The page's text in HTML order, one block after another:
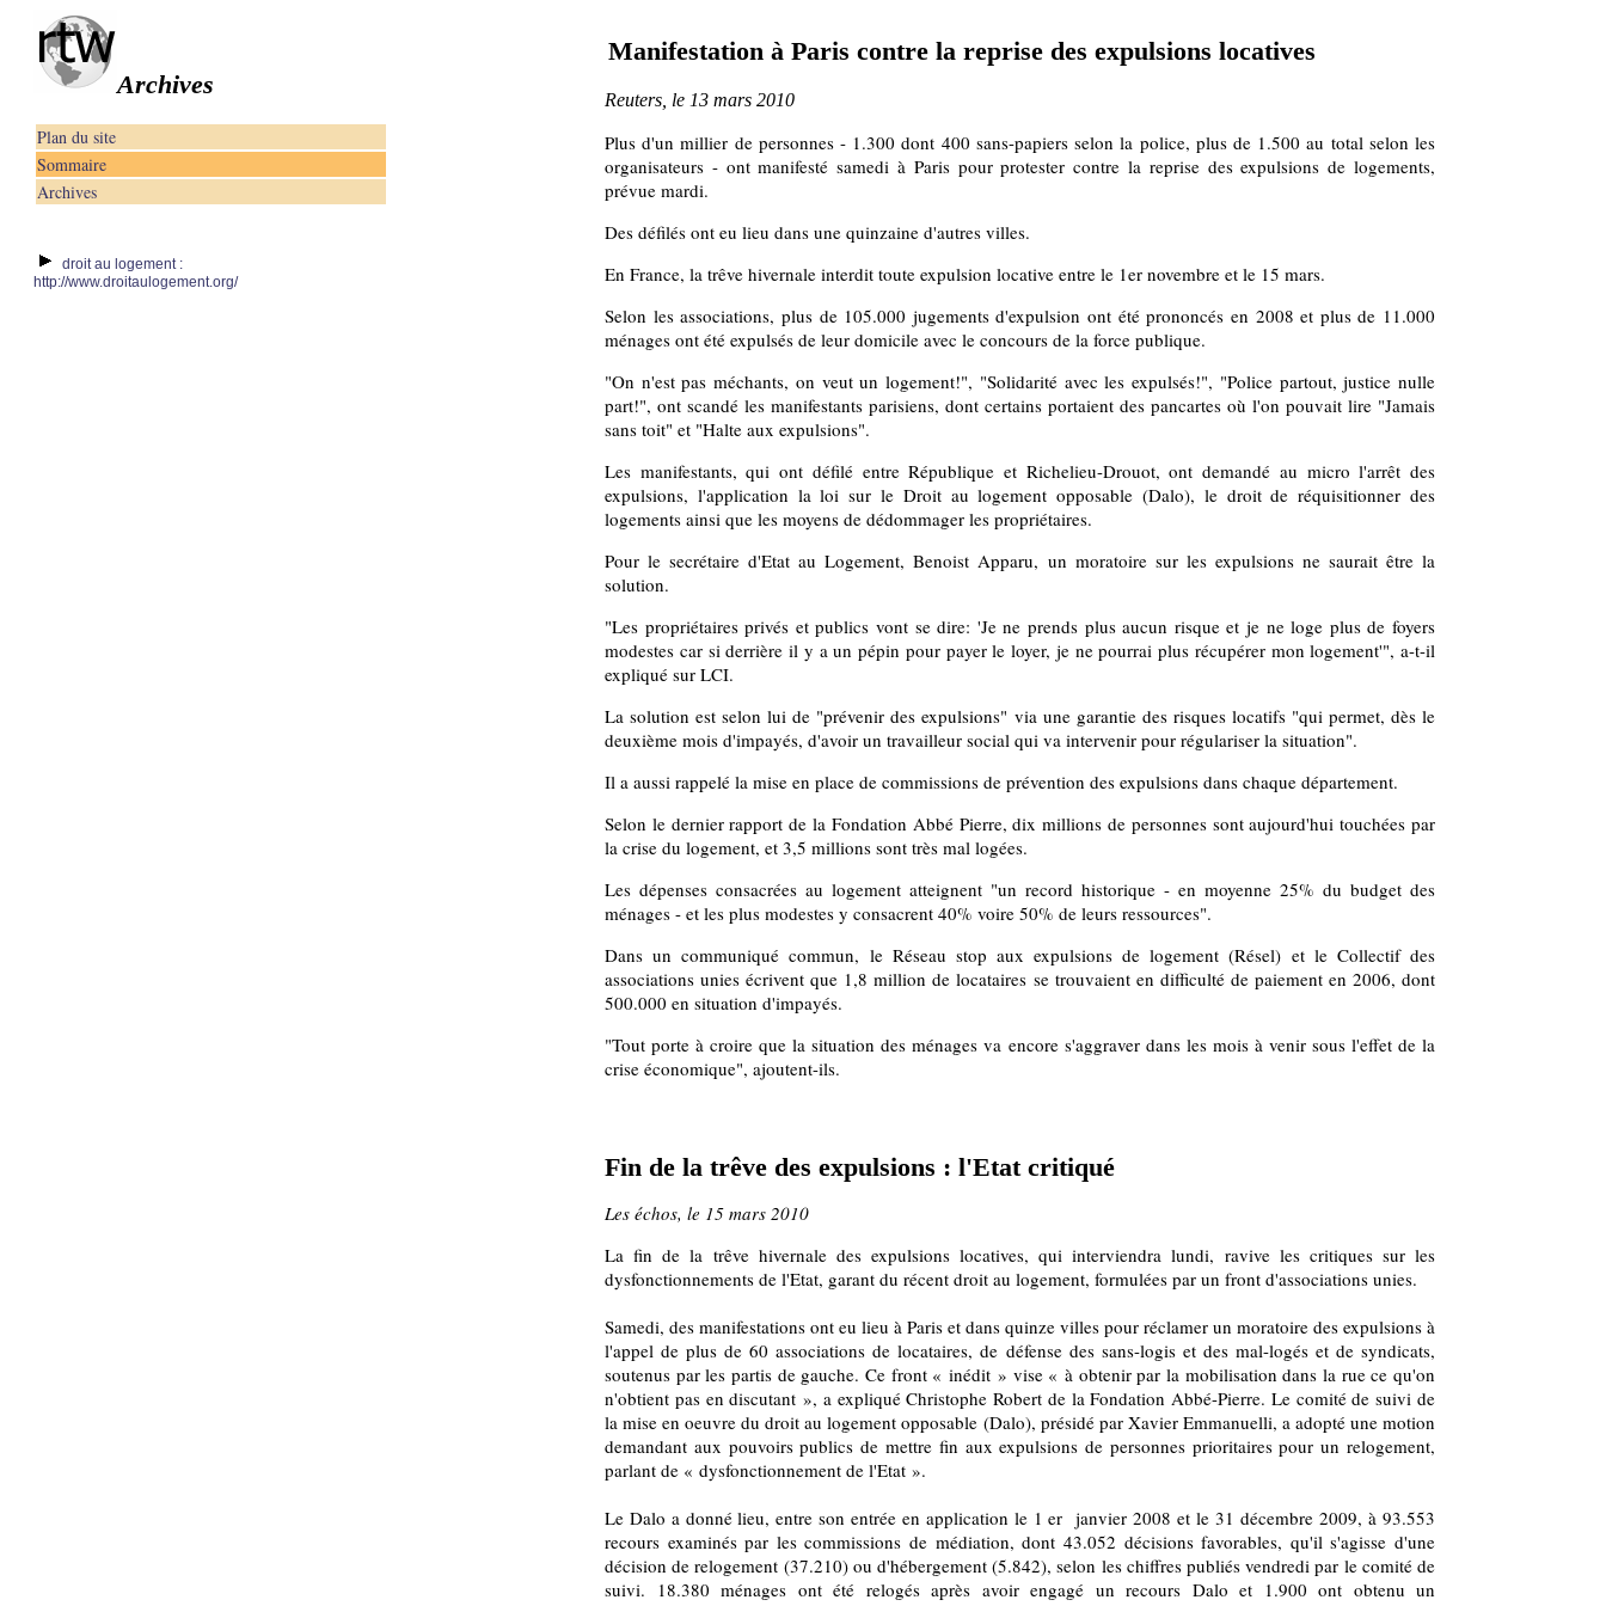
Archives
Plan du site
Sommaire
Archives
droit au logement :
http://www.droitaulogement.org/
Manifestation à Paris contre la reprise des expulsions locatives
Reuters, le 13 mars 2010
Plus d'un millier de personnes - 1.300 dont 400 sans-papiers selon la police, plus de 1.500 au total selon les
organisateurs - ont manifesté samedi à Paris pour protester contre la reprise des expulsions de logements,
prévue mardi.
Des défilés ont eu lieu dans une quinzaine d'autres villes.
En France, la trêve hivernale interdit toute expulsion locative entre le 1er novembre et le 15 mars.
Selon les associations, plus de 105.000 jugements d'expulsion ont été prononcés en 2008 et plus de 11.000
ménages ont été expulsés de leur domicile avec le concours de la force publique.
"On n'est pas méchants, on veut un logement!", "Solidarité avec les expulsés!", "Police partout, justice nulle
part!", ont scandé les manifestants parisiens, dont certains portaient des pancartes où l'on pouvait lire "Jamais
sans toit" et "Halte aux expulsions".
Les manifestants, qui ont défilé entre République et Richelieu-Drouot, ont demandé au micro l'arrêt des
expulsions, l'application la loi sur le Droit au logement opposable (Dalo), le droit de réquisitionner des
logements ainsi que les moyens de dédommager les propriétaires.
Pour le secrétaire d'Etat au Logement, Benoist Apparu, un moratoire sur les expulsions ne saurait être la
solution.
"Les propriétaires privés et publics vont se dire: 'Je ne prends plus aucun risque et je ne loge plus de foyers
modestes car si derrière il y a un pépin pour payer le loyer, je ne pourrai plus récupérer mon logement'", a-t-il
expliqué sur LCI.
La solution est selon lui de "prévenir des expulsions" via une garantie des risques locatifs "qui permet, dès le
deuxième mois d'impayés, d'avoir un travailleur social qui va intervenir pour régulariser la situation".
Il a aussi rappelé la mise en place de commissions de prévention des expulsions dans chaque département.
Selon le dernier rapport de la Fondation Abbé Pierre, dix millions de personnes sont aujourd'hui touchées par
la crise du logement, et 3,5 millions sont très mal logées.
Les dépenses consacrées au logement atteignent "un record historique - en moyenne 25% du budget des
ménages - et les plus modestes y consacrent 40% voire 50% de leurs ressources".
Dans un communiqué commun, le Réseau stop aux expulsions de logement (Résel) et le Collectif des
associations unies écrivent que 1,8 million de locataires se trouvaient en difficulté de paiement en 2006, dont
500.000 en situation d'impayés.
"Tout porte à croire que la situation des ménages va encore s'aggraver dans les mois à venir sous l'effet de la
crise économique", ajoutent-ils.
Fin de la trêve des expulsions : l'Etat critiqué
Les échos, le 15 mars 2010
La fin de la trêve hivernale des expulsions locatives, qui interviendra lundi, ravive les critiques sur les
dysfonctionnements de l'Etat, garant du récent droit au logement, formulées par un front d'associations unies.
Samedi, des manifestations ont eu lieu à Paris et dans quinze villes pour réclamer un moratoire des expulsions à
l'appel de plus de 60 associations de locataires, de défense des sans-logis et des mal-logés et de syndicats,
soutenus par les partis de gauche. Ce front « inédit » vise « à obtenir par la mobilisation dans la rue ce qu'on
n'obtient pas en discutant », a expliqué Christophe Robert de la Fondation Abbé-Pierre. Le comité de suivi de
la mise en oeuvre du droit au logement opposable (Dalo), présidé par Xavier Emmanuelli, a adopté une motion
demandant aux pouvoirs publics de mettre fin aux expulsions de personnes prioritaires pour un relogement,
parlant de « dysfonctionnement de l'Etat ».
Le Dalo a donné lieu, entre son entrée en application le 1 er janvier 2008 et le 31 décembre 2009, à 93.553
recours examinés par les commissions de médiation, dont 43.052 décisions favorables, qu'il s'agisse d'une
décision de relogement (37.210) ou d'hébergement (5.842), selon les chiffres publiés vendredi par le comité de
suivi. 18.380 ménages ont été relogés après avoir engagé un recours Dalo et 1.900 ont obtenu un